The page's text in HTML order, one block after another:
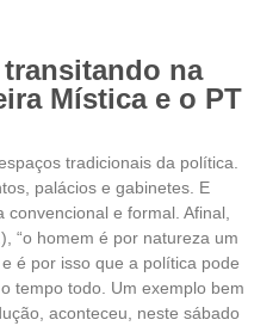
na
Mística e o PT
tradicionais da política.
palácios e gabinetes. E
e formal. Afinal,
“o homem é por natureza um
é por isso que a política pode
tempo todo. Um exemplo bem
aconteceu, neste sábado